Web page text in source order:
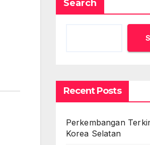
Search
Recent Posts
Perkembangan
Korea Selatan